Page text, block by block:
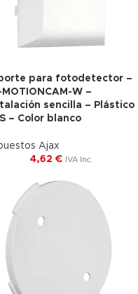
para fotodetector –
W –
sencilla – Plástico
– Color blanco
Ajax
4,62 € IVA Inc.